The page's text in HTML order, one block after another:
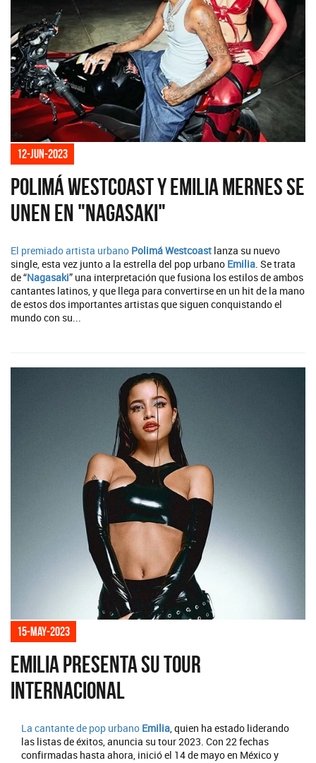
12-jun-2023
Polimá Westcoast y Emilia Mernes se
unen en "Nagasaki"
El premiado artista urbano Polimá Westcoast lanza su nuevo
single, esta vez junto a la estrella del pop urbano Emilia . Se trata
de “Nagasaki” una interpretación que fusiona los estilos de ambos
cantantes latinos, y que llega para convertirse en un hit de la mano
de estos dos importantes artistas que siguen conquistando el
mundo con su...
15-may-2023
Emilia presenta su tour
internacional
La cantante de pop urbano Emilia, quien ha estado liderando
las listas de éxitos, anuncia su tour 2023. Con 22 fechas
confirmadas hasta ahora, inició el 14 de mayo en México y